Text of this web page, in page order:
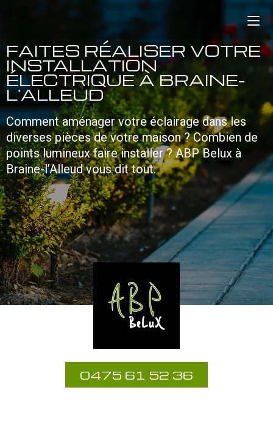
FAITES RÉALISER VOTRE
INSTALLATION
ÉLECTRIQUE À BRAINE-
L'ALLEUD
Comment aménager votre éclairage dans les
diverses pièces de votre maison ? Combien de
points lumineux faire installer ? ABP Belux à
Braine-l’Alleud vous dit tout.
0475 61 52 36